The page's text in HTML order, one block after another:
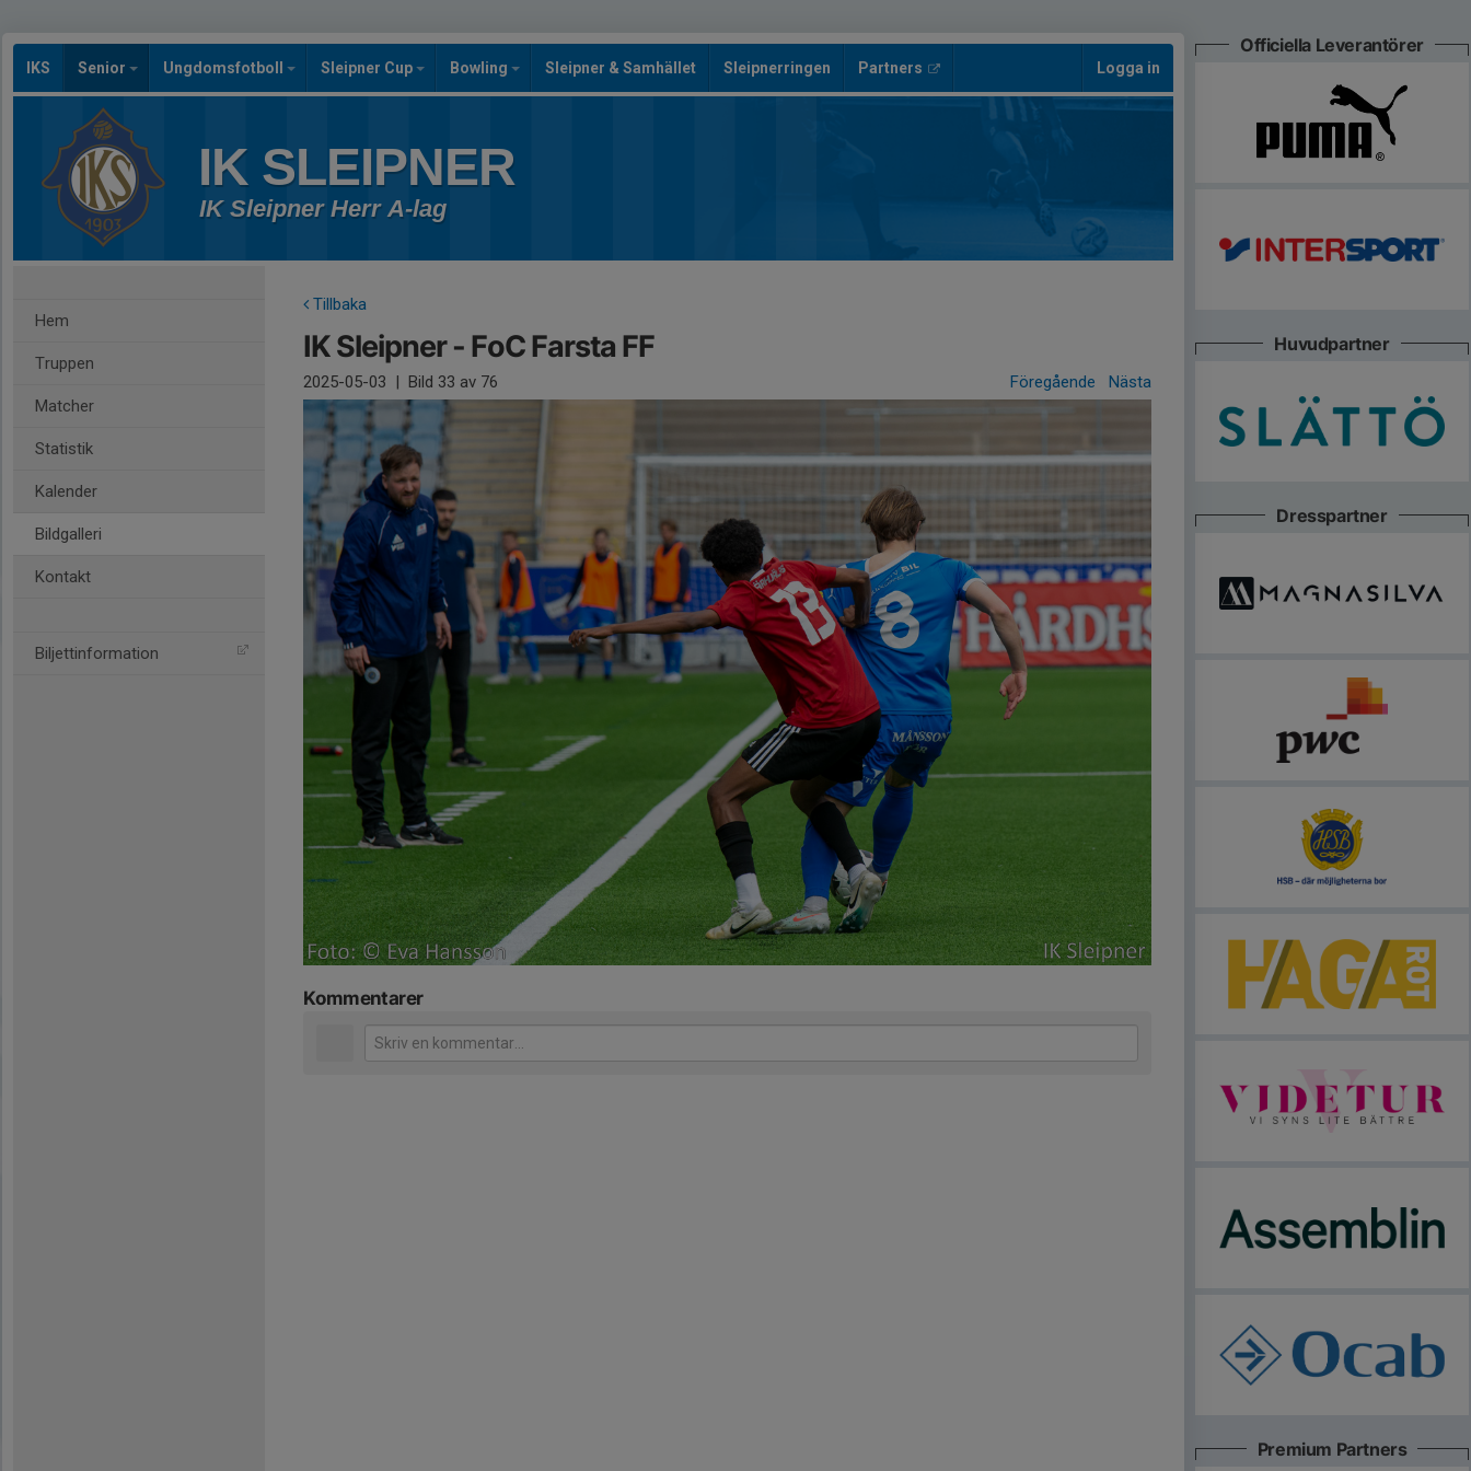
IKS Senior Ungdomsfotboll Sleipner Cup Bowling Sleipner & Samhället Sleipnerringen Partners Logga in
IK SLEIPNER
IK Sleipner Herr A-lag
Hem
Truppen
Matcher
Statistik
Kalender
Bildgalleri
Kontakt
Biljettinformation
Tillbaka
IK Sleipner - FoC Farsta FF
2025-05-03 | Bild 33 av 76 Föregående Nästa
Kommentarer
Officiella Leverantörer
Huvudpartner
Dresspartner
Premium Partners